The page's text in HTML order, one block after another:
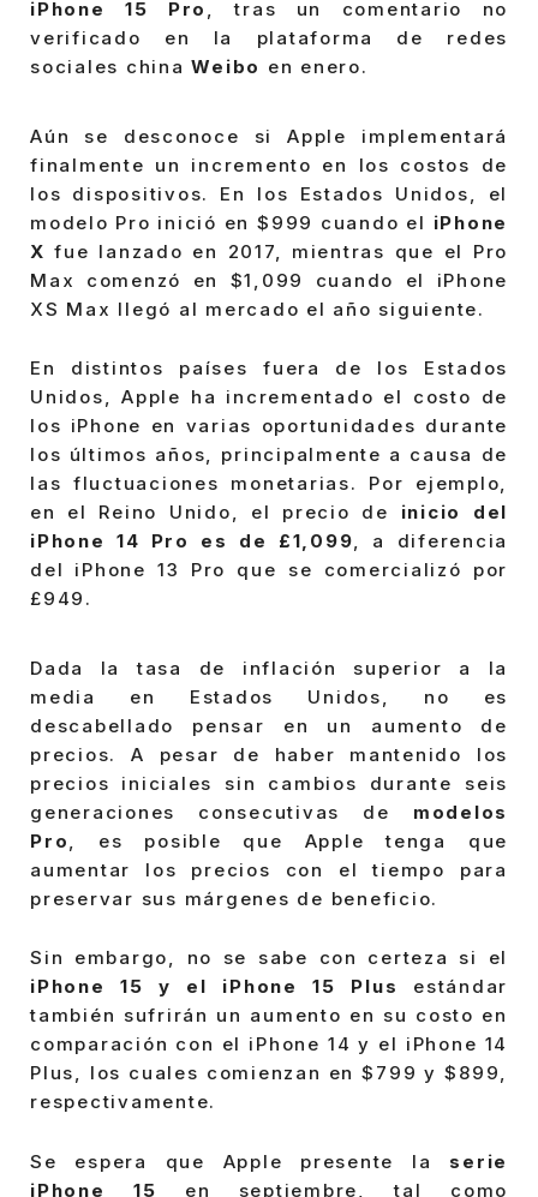
iPhone 15 Pro , tras un comentario no
verificado en la plataforma de redes
sociales chinaWeibo en enero.
Aún se desconoce si Apple implementará
finalmente un incremento en los costos de
los dispositivos. En los Estados Unidos, el
modelo Pro inició en $999 cuando el iPhone
X fue lanzado en 2017, mientras que el Pro
Max comenzó en $1,099 cuando el iPhone
XS Max llegó al mercado el año siguiente.
En distintos países fuera de los Estados
Unidos, Apple ha incrementado el costo de
los iPhone en varias oportunidades durante
los últimos años, principalmente a causa de
las fluctuaciones monetarias. Por ejemplo,
en el Reino Unido, el precio de inicio del
iPhone 14 Pro es de £1,099, a diferencia
del iPhone 13 Pro que se comercializó por
£949.
Dada la tasa de inflación superior a la
media en Estados Unidos, no es
descabellado pensar en un aumento de
precios. A pesar de haber mantenido los
precios iniciales sin cambios durante seis
generaciones consecutivas de modelos
Pro, es posible que Apple tenga que
aumentar los precios con el tiempo para
preservar sus márgenes de beneficio.
Sin embargo, no se sabe con certeza si el
iPhone 15 y el iPhone 15 Plus
estándar
también sufrirán un aumento en su costo en
comparación con el iPhone 14 y el iPhone 14
Plus, los cuales comienzan en $799 y $899,
respectivamente.
Se espera que Apple presente la serie
iPhone 15 en septiembre, tal como